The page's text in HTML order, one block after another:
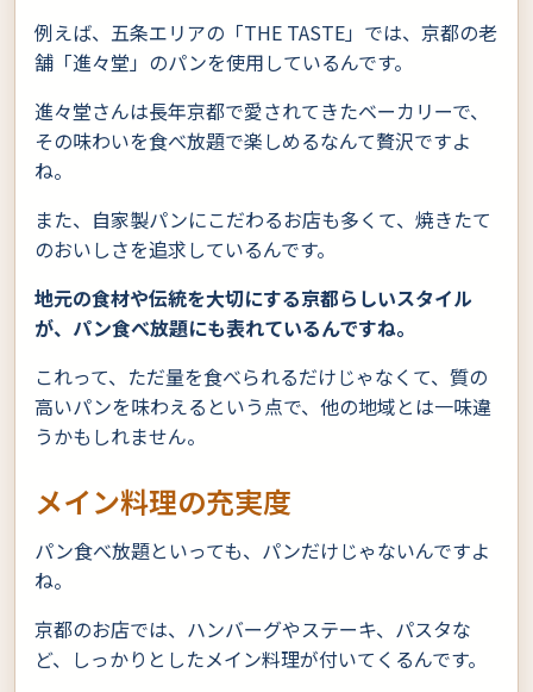
例えば、五条エリアの「THE TASTE」では、京都の老
舗「進々堂」のパンを使用しているんです。
進々堂さんは長年京都で愛されてきたベーカリーで、
その味わいを食べ放題で楽しめるなんて贅沢ですよ
ね。
また、自家製パンにこだわるお店も多くて、焼きたて
のおいしさを追求しているんです。
地元の食材や伝統を大切にする京都らしいスタイル
が、パン食べ放題にも表れているんですね。
これって、ただ量を食べられるだけじゃなくて、質の
高いパンを味わえるという点で、他の地域とは一味違
うかもしれません。
メイン料理の充実度
パン食べ放題といっても、パンだけじゃないんですよ
ね。
京都のお店では、ハンバーグやステーキ、パスタな
ど、しっかりとしたメイン料理が付いてくるんです。